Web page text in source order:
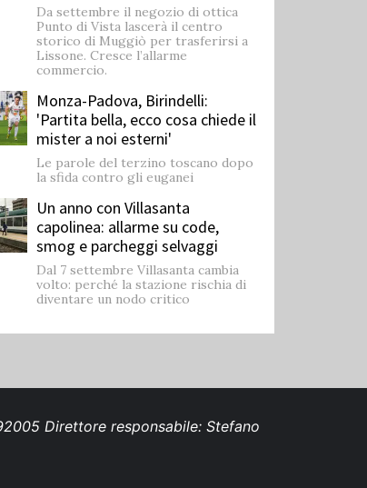
Da settembre il negozio di ottica
Punto di Vista lascerà il centro
storico di Muggiò per trasferirsi a
Lissone. Cresce l’allarme
commercio.
Monza-Padova, Birindelli:
'Partita bella, ecco cosa chiede il
mister a noi esterni'
Le parole del terzino toscano dopo
la sfida contro gli euganei
Un anno con Villasanta
capolinea: allarme su code,
smog e parcheggi selvaggi
Dal 7 settembre Villasanta cambia
volto: perché la stazione rischia di
diventare un nodo critico
Direttore responsabile: Stefano